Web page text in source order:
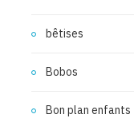
bêtises
Bobos
Bon plan enfants